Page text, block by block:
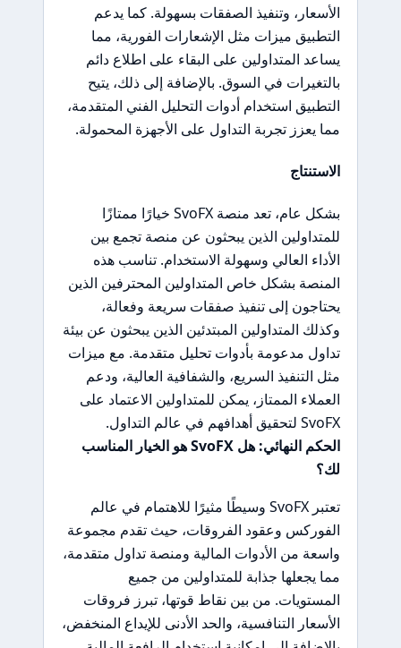
الأسعار، وتنفيذ الصفقات بسهولة. كما يدعم
التطبيق ميزات مثل الإشعارات الفورية، مما
يساعد المتداولين على البقاء على اطلاع دائم
بالتغيرات في السوق. بالإضافة إلى ذلك، يتيح
التطبيق استخدام أدوات التحليل الفني المتقدمة،
مما يعزز تجربة التداول على الأجهزة المحمولة.
الاستنتاج
بشكل عام، تعد منصة SvoFX خيارًا ممتازًا
للمتداولين الذين يبحثون عن منصة تجمع بين
الأداء العالي وسهولة الاستخدام. تناسب هذه
المنصة بشكل خاص المتداولين المحترفين الذين
يحتاجون إلى تنفيذ صفقات سريعة وفعالة،
وكذلك المتداولين المبتدئين الذين يبحثون عن بيئة
تداول مدعومة بأدوات تحليل متقدمة. مع ميزات
مثل التنفيذ السريع، والشفافية العالية، ودعم
العملاء الممتاز، يمكن للمتداولين الاعتماد على
SvoFX لتحقيق أهدافهم في عالم التداول.
الحكم النهائي: هل SvoFX هو الخيار المناسب
لك؟
تعتبر SvoFX وسيطًا مثيرًا للاهتمام في عالم
الفوركس وعقود الفروقات، حيث تقدم مجموعة
واسعة من الأدوات المالية ومنصة تداول متقدمة،
مما يجعلها جذابة للمتداولين من جميع
المستويات. من بين نقاط قوتها، تبرز فروقات
الأسعار التنافسية، والحد الأدنى للإيداع المنخفض،